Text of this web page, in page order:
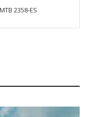
2358-ES